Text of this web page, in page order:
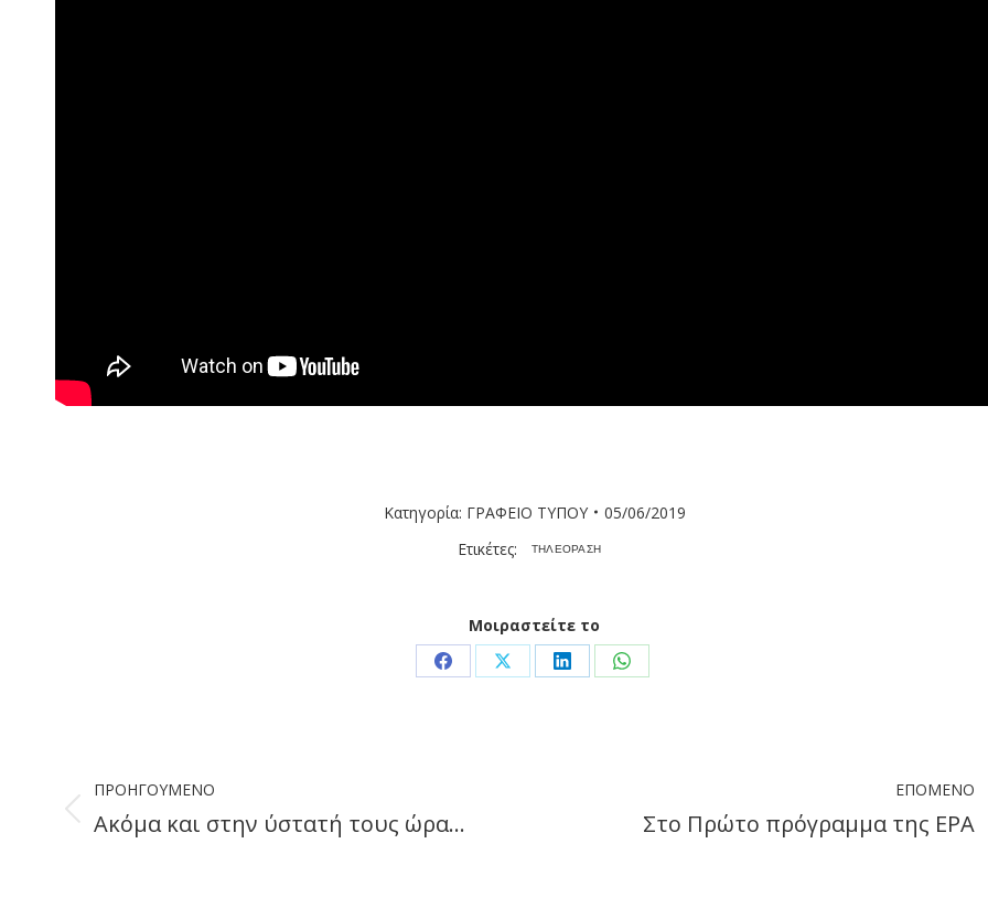
Κατηγορία: ΓΡΑΦΕΙΟ ΤΥΠΟΥ
05/06/2019
Ετικέτες:
ΤΗΛΕΟΡΑΣΗ
Μοιραστείτε το
Share Share Share Share
navigation
ΠΡΟΗΓΟΎΜΕΝΟ
Previous
Ακόμα και στην ύστατή τους ώρα…
ΕΠΌΜΕΝΟ
Στο Πρώτο πρόγραμμα της ΕΡΑ